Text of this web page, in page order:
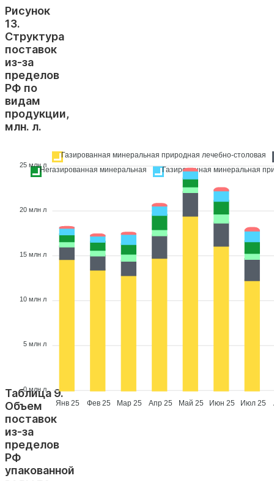
Рисунок
13.
Структура
поставок
из-за
пределов
РФ по
видам
продукции,
млн. л.
Газированная минеральная природная лечебно-столовая
Негазированная минеральная
Газированная минеральная
25 млн л
20 млн л
15 млн л
10 млн л
5 млн л
0 млн л
Янв 25 Фев 25 Мар 25 Апр 25 Май 25 Июн 25 Июл 25
Таблица 9.
Объем
поставок
из-за
пределов
РФ
упакованной